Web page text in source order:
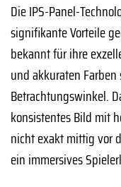
Die IPS-Panel-
signifikante Vorteile
bekannt für ihre
und akkuraten
Betrachtungswinkel.
konsistentes Bild mit
nicht exakt mittig vor
ein immersives